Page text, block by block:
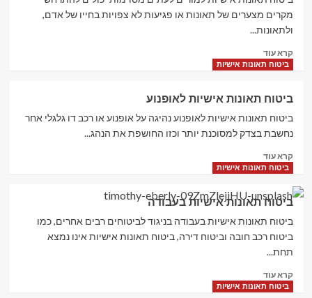
לתלמידים
מקרים מצערים של תאונות או פגיעות לא צפויות בחייו של אדם,
ולתאונות...
קרא עודRead
more
תאונות
אישיות
למורים
ביטוח תאונות אישיות
ביטוח תאונות אישיות לאופנוע
ביטוח תאונות אישיות לאופנוע נהיגה על אופנוע או רכב דו גלגלי אחר
נחשבת בצדק למסוכנת יותר וכזו החושפת את הנהג...
קרא עודRead
more
ביטוח
תאונות
אישיות
לאופנוע
ביטוח תאונות אישיות
ביטוח תאונות אישיות בעבודה
ביטוח תאונות אישיות בעבודה בניגוד לביטוחים רבים אחרים, כמו
ביטוח רכב חובה וביטוח דירה, ביטוח תאונות אישיות אינו נמצא
תחת...
קרא עודRead
more
ביטוח תאונות אישיות